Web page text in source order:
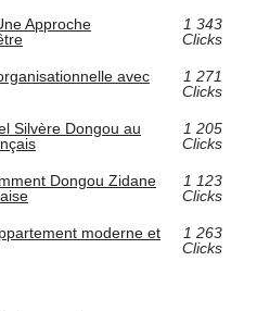
Approche
1 343
Clicks
avec
1 271
Clicks
Silvère Dongou au
1 205
Clicks
Dongou Zidane
1 123
Clicks
moderne et
1 263
Clicks